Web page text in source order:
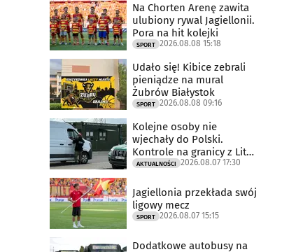
Na Chorten Arenę zawita
ulubiony rywal Jagiellonii.
Pora na hit kolejki
SPORT 2026.08.08 15:18
Udało się! Kibice zebrali
pieniądze na mural
Żubrów Białystok
SPORT 2026.08.08 09:16
Kolejne osoby nie
wjechały do Polski.
Kontrole na granicy z Litwą
trwają
AKTUALNOŚCI 2026.08.07 17:30
Jagiellonia przekłada swój
ligowy mecz
SPORT 2026.08.07 15:15
Dodatkowe autobusy na